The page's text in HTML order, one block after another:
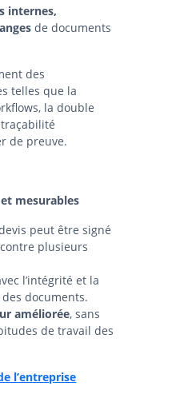
internes,
de documents
des
telles que la
la double
de preuve.
mesurables
peut être signé
plusieurs
l’intégrité et la
documents.
améliorée, sans
de travail des
l’entreprise